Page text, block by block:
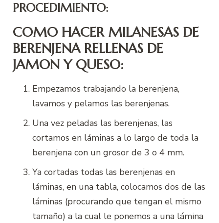
PROCEDIMIENTO:
COMO HACER MILANESAS DE
BERENJENA RELLENAS DE
JAMON Y QUESO:
Empezamos trabajando la berenjena,
lavamos y pelamos las berenjenas.
Una vez peladas las berenjenas, las
cortamos en láminas a lo largo de toda la
berenjena con un grosor de 3 o 4 mm.
Ya cortadas todas las berenjenas en
láminas, en una tabla, colocamos dos de las
láminas (procurando que tengan el mismo
tamaño) a la cual le ponemos a una lámina